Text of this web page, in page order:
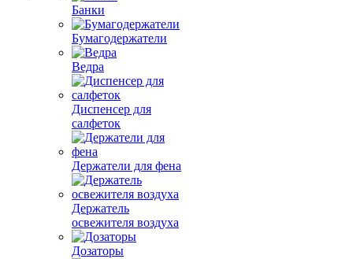
Банки
Бумагодержатели
Ведра
Диспенсер для
салфеток
Держатели для фена
Держатель
освежителя воздуха
Дозаторы